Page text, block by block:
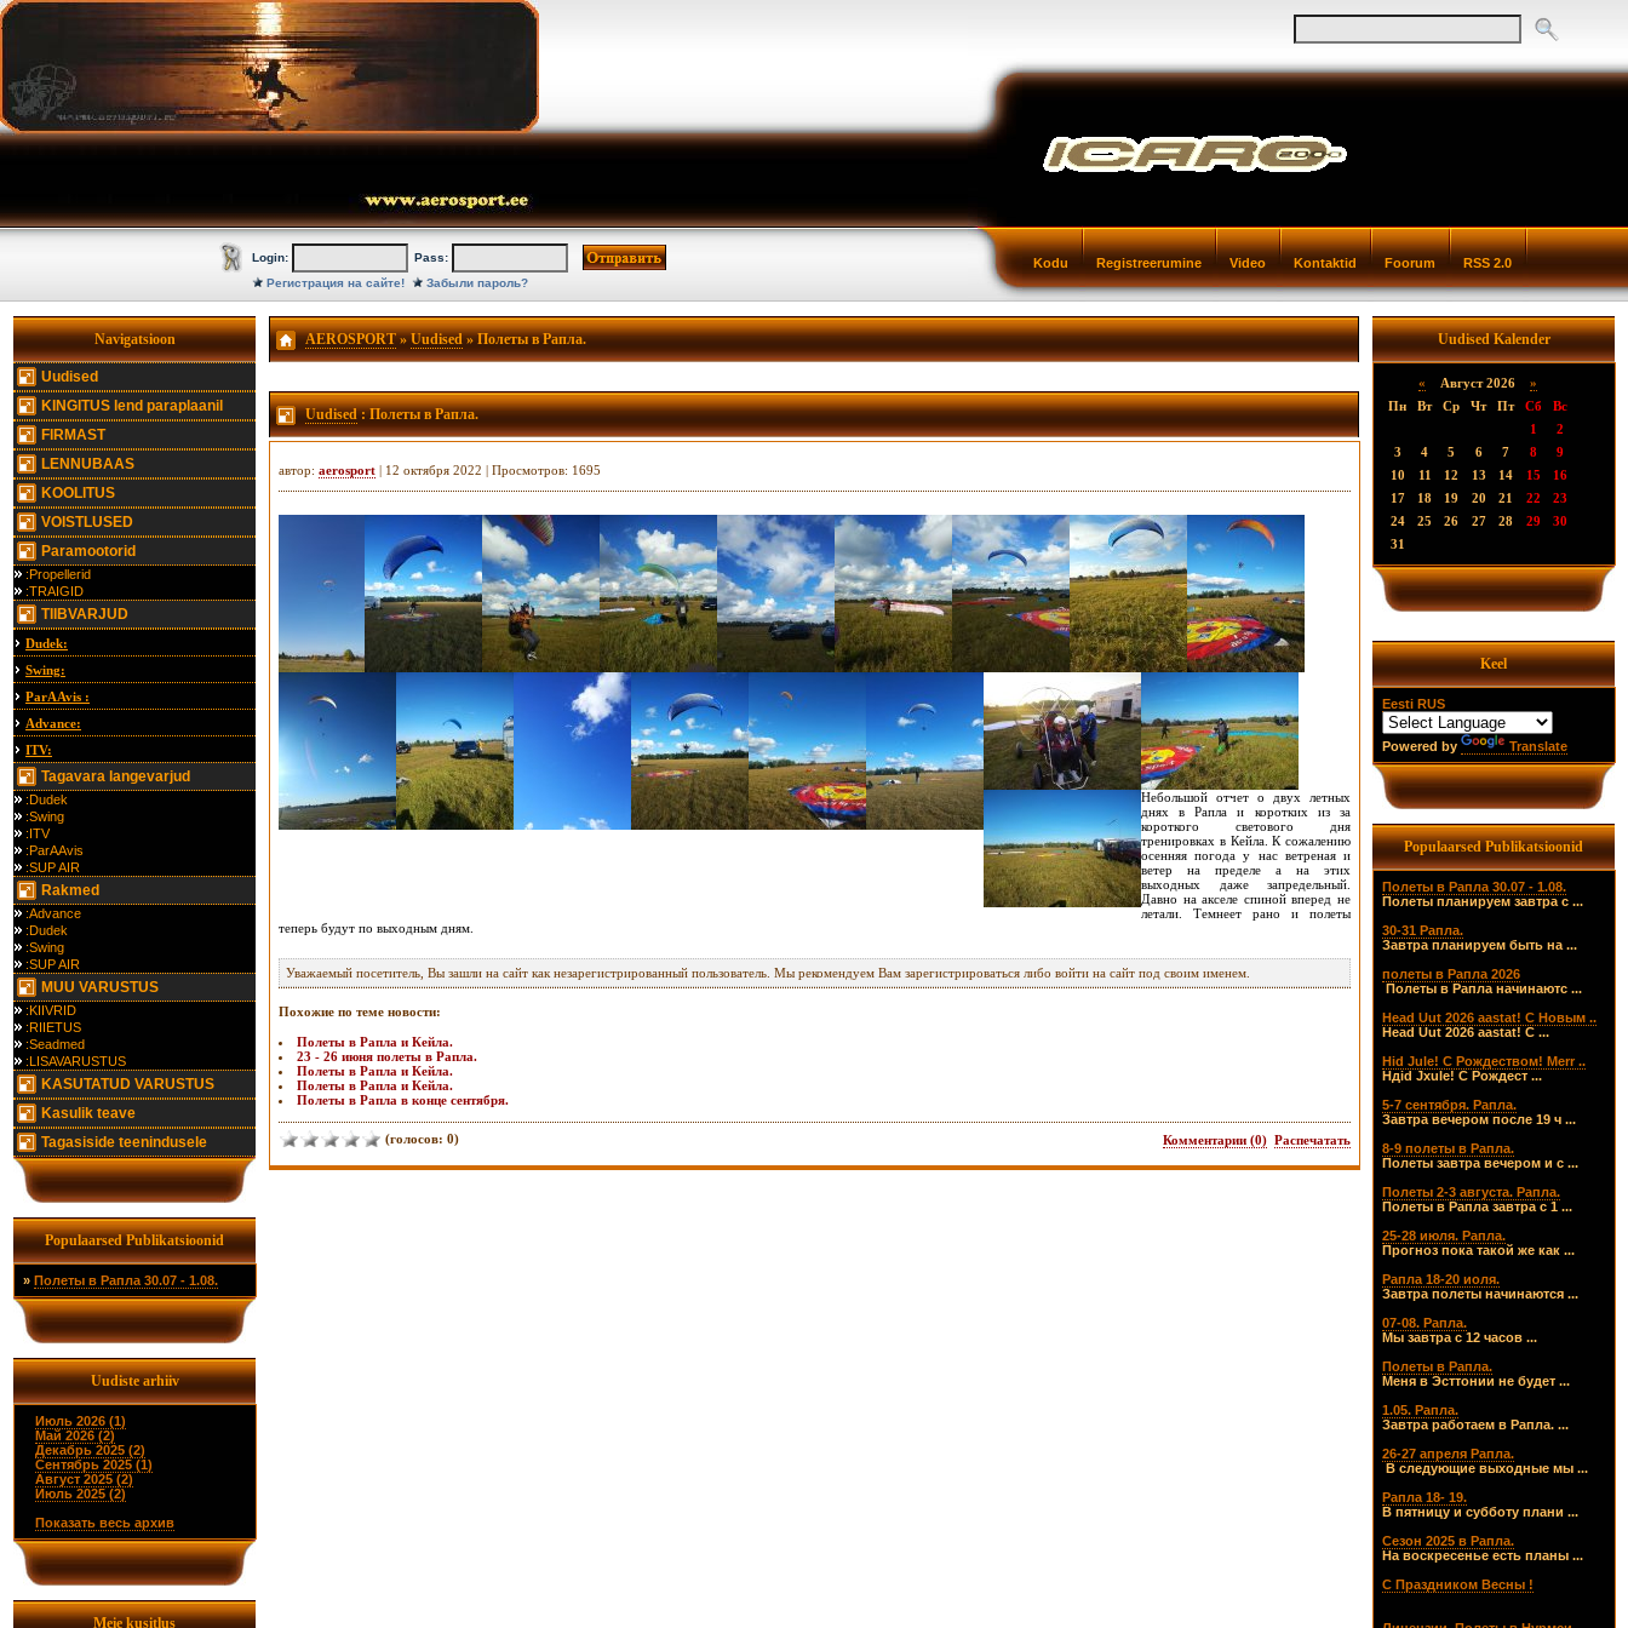
Kodu Registreerumine Video Kontaktid Foorum RSS 2.0
Login:
Pass:
Регистрация на сайте!
Забыли пароль?
Navigatsioon
Uudised
KINGITUS lend paraplaanil
FIRMAST
LENNUBAAS
KOOLITUS
VOISTLUSED
Paramootorid
:Propellerid
:TRAIGID
TIIBVARJUD
Dudek:
Swing:
ParAAvis :
Advance:
ITV:
Tagavara langevarjud
:Dudek
:Swing
:ITV
:ParAAvis
:SUP AIR
Rakmed
:Advance
:Dudek
:Swing
:SUP AIR
MUU VARUSTUS
:KIIVRID
:RIIETUS
:Seadmed
:LISAVARUSTUS
KASUTATUD VARUSTUS
Kasulik teave
Tagasiside teenindusele
Populaarsed Publikatsioonid
» Полеты в Рапла 30.07 - 1.08.
Uudiste arhiiv
Июль 2026 (1)
Май 2026 (2)
Декабрь 2025 (2)
Сентябрь 2025 (1)
Август 2025 (2)
Июль 2025 (2)
Показать весь архив
Meie kusitlus
AEROSPORT»Uudised» Полеты в Рапла.
Uudised: Полеты в Рапла.
автор: aerosport | 12 октября 2022 | Просмотров: 1695
Небольшой отчет о двух летных
днях в Рапла и коротких из за
короткого светового дня
тренировках в Кейла. К сожалению
осенняя погода у нас ветреная и
ветер на пределе а на этих
выходных даже запредельный.
Давно на акселе спиной вперед не
летали. Темнеет рано и полеты
теперь будут по выходным дням.
Уважаемый посетитель, Вы зашли на сайт как незарегистрированный пользователь. Мы рекомендуем Вам зарегистрироваться либо войти на сайт под своим именем.
Похожие по теме новости:
Полеты в Рапла и Кейла.
23 - 26 июня полеты в Рапла.
Полеты в Рапла и Кейла.
Полеты в Рапла и Кейла.
Полеты в Рапла в конце сентября.
(голосов: 0) Комментарии (0) Распечатать
Uudised Kalender
« Август 2026 »
Пн
Вт Ср Чт Пт Сб
Вс
1
2
3
4 5 6 7 8
9
10
11 12 13 14 15
16
17
18 19 20 21 22
23
24
25 26 27 28 29
30
31
Keel
Eesti RUS
Powered by Translate
Populaarsed Publikatsioonid
Полеты в Рапла 30.07 - 1.08.
Полеты планируем завтра с ...
30-31 Рапла.
Завтра планируем быть на ...
полеты в Рапла 2026
Полеты в Рапла начинаютс ...
Head Uut 2026 aastat! С Новым ..
Head Uut 2026 aastat! С ...
Hid Jule! С Рождеством! Merr ..
Hдid Jхule! С Рождест ...
5-7 сентября. Рапла.
Завтра вечером после 19 ч ...
8-9 полеты в Рапла.
Полеты завтра вечером и с ...
Полеты 2-3 августа. Рапла.
Полеты в Рапла завтра с 1 ...
25-28 июля. Рапла.
Прогноз пока такой же как ...
Рапла 18-20 иоля.
Завтра полеты начинаются ...
07-08. Рапла.
Мы завтра с 12 часов ...
Полеты в Рапла.
Меня в Эсттонии не будет ...
1.05. Рапла.
Завтра работаем в Рапла. ...
26-27 апреля Рапла.
В следующие выходные мы ...
Рапла 18- 19.
В пятницу и субботу плани ...
Сезон 2025 в Рапла.
На воскресенье есть планы ...
С Праздником Весны !